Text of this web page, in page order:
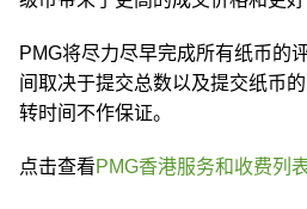
PMG将尽力尽早完成所有纸币的
间取决于提交总数以及提交纸币
转时间不作保证。
点击查看PMG香港服务和收费列